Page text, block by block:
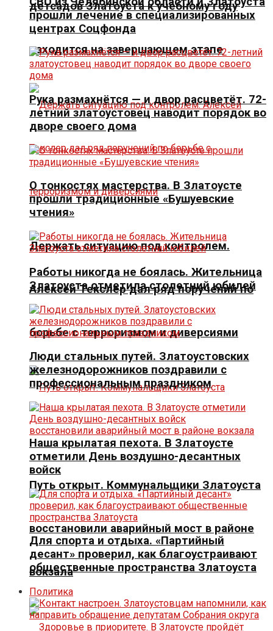
детсадов Златоуста к учебному году
находится на завершающем этапе
Держать ситуацию под контролем.
Алексей Текслер дал ряд поручений по
борьбе с терроризмом и диверсиями
Путь открыт. Коммунальщики Златоуста
восстановили аварийный мост в районе
вокзала
прошли лечение в специализированных
центрах Соцфонда
Рука размахнётся — и двор расцветёт. 72-
летний златоустовец наводит порядок во
дворе своего дома
О тонкостях мастерства. В Златоусте
прошли традиционные «Бушуевские
чтения»
Работы никогда не боялась. Жительница
Златоуста отметила столетний юбилей
Люди стальных путей. Златоустовских
железнодорожников поздравили с
профессиональным праздником
Наша крылатая пехота. В Златоусте
отметили День воздушно-десантных
войск
Для спорта и отдыха. «Партийный
десант» проверил, как благоустраивают
общественные пространства Златоуста
Политика